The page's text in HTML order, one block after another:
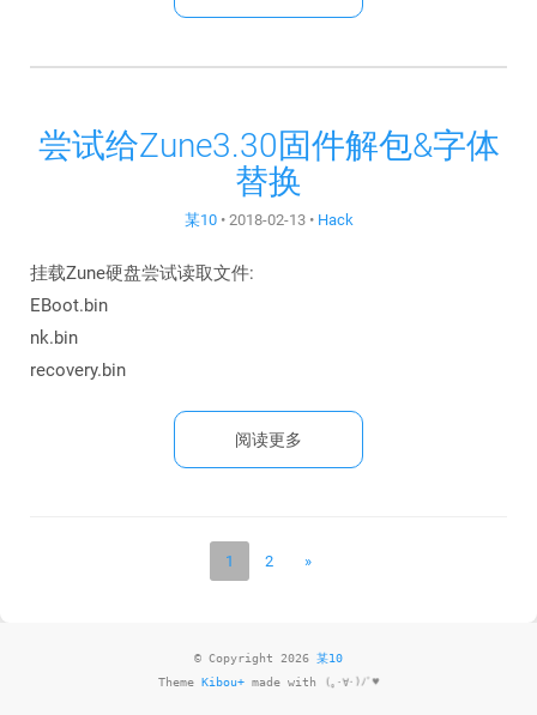
尝试给Zune3.30固件解包&字体
替换
某10• 2018-02-13• Hack
挂载Zune硬盘尝试读取文件:
EBoot.bin
nk.bin
recovery.bin
阅读更多
1 2 »
© Copyright 2026 某10
Theme Kibou+made with (｡･∀･)ﾉﾞ♥